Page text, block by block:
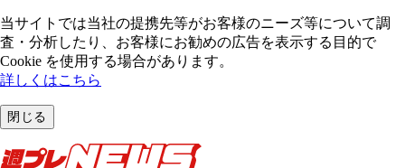
当サイトでは当社の提携先等がお客様のニーズ等について調
査・分析したり、お客様にお勧めの広告を表⽰する⽬的で
Cookie を使⽤する場合があります。
詳しくはこちら
閉じる